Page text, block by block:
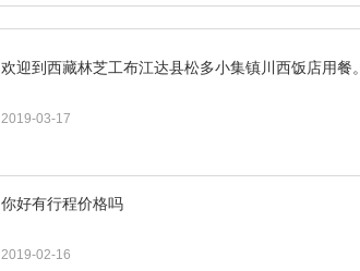
欢迎到西藏林芝工布江达县松多小集镇川西饭店用餐。
2019-03-17
你好有行程价格吗
2019-02-16